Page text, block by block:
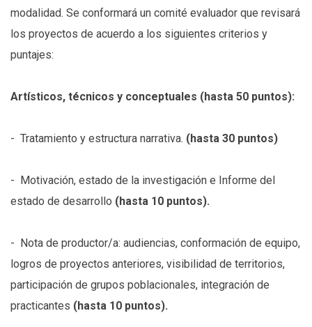
modalidad. Se conformará un comité evaluador que revisará
los proyectos de acuerdo a los siguientes criterios y
puntajes:
Artísticos, técnicos y conceptuales (hasta 50 puntos):
- Tratamiento y estructura narrativa. (hasta 30 puntos)
- Motivación, estado de la investigación e Informe del
estado de desarrollo (hasta 10 puntos).
- Nota de productor/a: audiencias, conformación de equipo,
logros de proyectos anteriores, visibilidad de territorios,
participación de grupos poblacionales, integración de
practicantes (hasta 10 puntos).